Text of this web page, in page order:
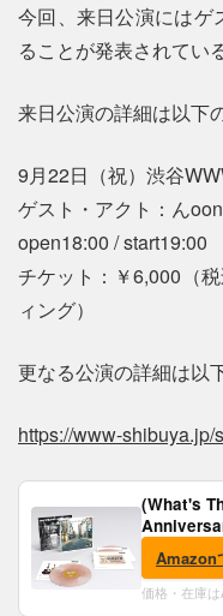
今回、来日公演にはゲ
ることが発表されている
来日公演の詳細は以下
9月22日（祝）渋谷
ゲスト・アクト：んoon
open18:00 / start19:00
チケット：￥6,000（
ィング）
更なる公演の詳細は以
https://www-
(What's
Vinyl)
Amazon
価格・在庫